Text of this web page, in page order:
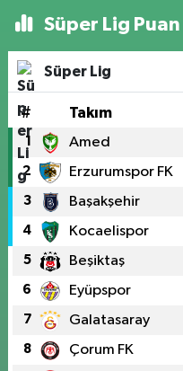
Süper Lig
Süper Lig
# Takım
1 Amed
2 Erzurumspor FK
3 Başakşehir
4 Kocaelispor
5 Beşiktaş
6 Eyüpspor
7 Galatasaray
8 Çorum FK